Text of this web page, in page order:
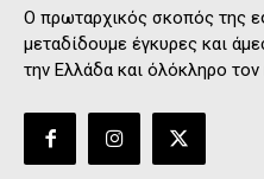
Ο πρωταρχικός σκοπός της
μεταδίδουμε έγκυρες και
την Ελλάδα και όλόκληρο